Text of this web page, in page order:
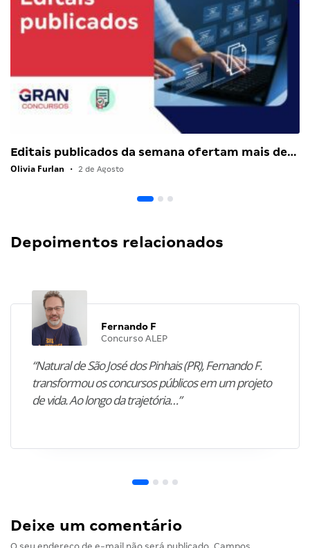
Editais publicados da semana ofertam mais de…
Olivia Furlan • 2 de Agosto
Depoimentos relacionados
Fernando F
Concurso ALEP
“Natural de São José dos Pinhais (PR), Fernando F.
transformou os concursos públicos em um projeto
de vida. Ao longo da trajetória…”
Deixe um comentário